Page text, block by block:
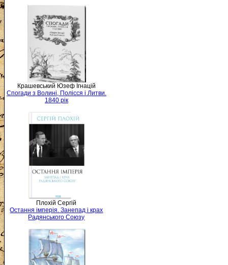
Крашевський Юзеф Ігнацій
Спогади з Волині, Полісся і Литви.
1840 рік
Плохій Сергій
Остання імперія. Занепад і крах
Радянського Союзу